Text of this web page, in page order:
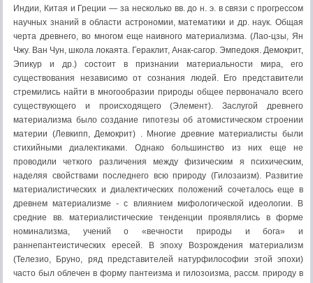
Индии, Китая и Греции — за несколько вв. до н. э. в связи с прогрессом
научных знаний в области астрономии, математики и др. наук. Общая
черта древнего, во многом еще наивного материализма. (Лао-цзы, Ян
Чжу. Ван Чун, школа локаята. Гераклит, Анак-сагор. Эмпедокя. Демокрит,
Эпикур и др.) состоит в признании материаль­ности мира, его
существования незави­симо от сознания людей. Его предста­вители
стремились найти в многообра­зии природы общее первоначало всего
существующего и происходящего (Эле­мент). Заслугой древнего
материализма было соз­дание гипотезы об атомистическом строении
материи (Левкипп, Демок­рит) . Многие древние материалисты были
стихийными диалектиками. Однако большинство из них еще не
проводили четкого различения между физическим я психическим,
наделяя свойствами последнего всю природу (Гилозаизм). Развитие
материалистических и диалектических положений сочеталось еще в
древнем материализме - с влиянием мифологиче­ской идеологии. В
средние вв. мате­риалистические тенденции проявлялись в форме
номинализма, учений о «вечности природы и бога» и
раннепантеистических ересей. В эпоху Возрож­дения материализм
(Телезио, Бруно, ряд пред­ставителей натурфилософии этой эпо­хи)
часто был облечен в форму пантеизма и гилозоизма, рассм. природу в